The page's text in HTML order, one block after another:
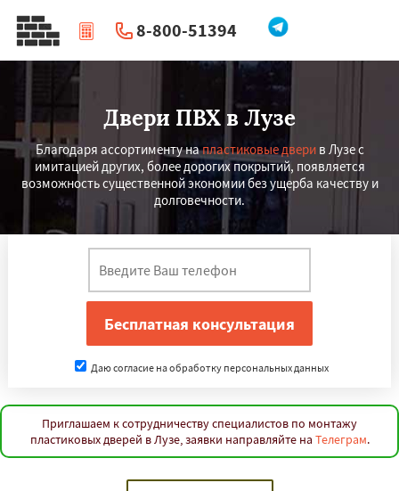
8-800-51394
| Перезвоните мне
Двери ПВХ в Лузе
Благодаря ассортименту напластиковые дверив Лузе с
имитацией других, более дорогих покрытий, появляется
возможность существенной экономии без ущерба качеству и
долговечности.
Даю согласие на обработку персональных данных
Приглашаем к сотрудничеству специалистов по монтажу
пластиковых дверей в Лузе, заявки направляйте на Телеграм.